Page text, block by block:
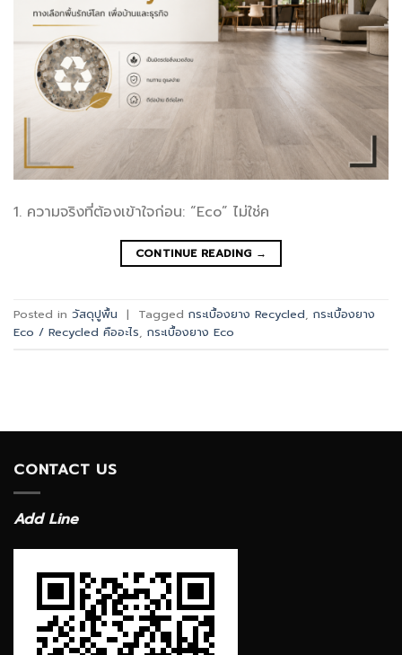
1. ความจริงที่ต้องเข้าใจก่อน: “Eco” ไม่ใช่ค
CONTINUE READING →
Posted in วัสดุปูพื้น | Tagged กระเบื้องยาง Recycled, กระเบื้องยาง
Eco / Recycled คืออะไร, กระเบื้องยาง Eco
CONTACT US
Add Line